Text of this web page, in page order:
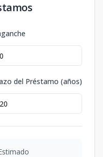
del Préstamo (años)